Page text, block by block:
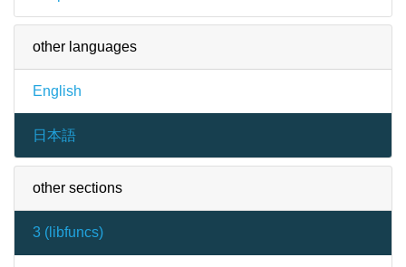
other languages
English
日本語
other sections
3 ( libfuncs)